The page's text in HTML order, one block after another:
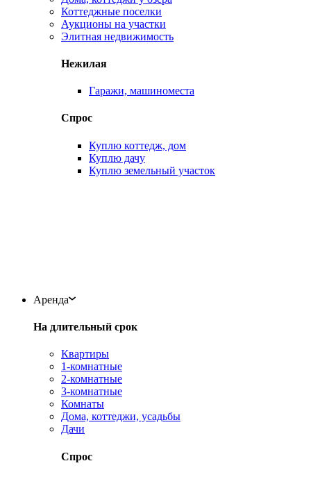
Коттеджные поселки
Аукционы на участки
Элитная недвижимость
Нежилая
Гаражи, машиноместа
Спрос
Куплю коттедж, дом
Куплю дачу
Куплю земельный участок
Аренда
На длительный срок
Квартиры
1-комнатные
2-комнатные
3-комнатные
Комнаты
Дома, коттеджи, усадьбы
Дачи
Спрос